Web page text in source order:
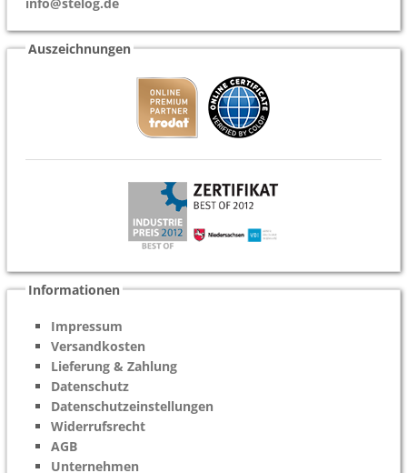
Auszeichnungen
Informationen
Impressum
Versandkosten
Lieferung & Zahlung
Datenschutz
Datenschutzeinstellungen
Widerrufsrecht
AGB
Unternehmen